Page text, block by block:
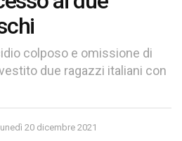
colposo e omissione di
due ragazzi italiani con
lunedì 20 dicembre 2021